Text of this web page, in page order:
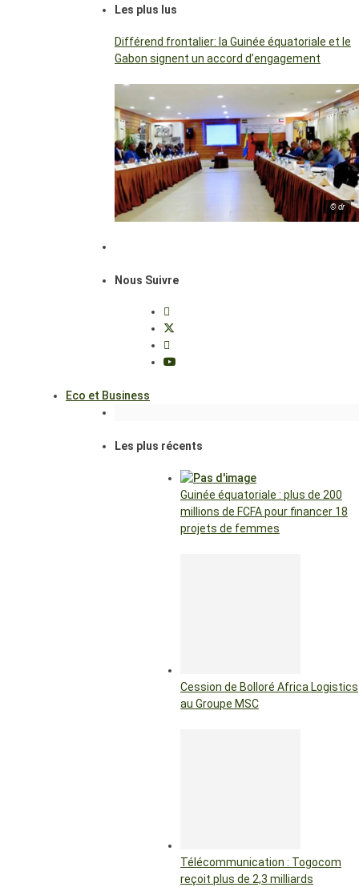
Les plus lus
Différend frontalier: la Guinée équatoriale et le
Gabon signent un accord d’engagement
© dr
Nous Suivre
Eco et Business
Les plus récents
Guinée équatoriale : plus de 200
millions de FCFA pour financer 18
projets de femmes
Cession de Bolloré Africa Logistics
au Groupe MSC
Télécommunication : Togocom
reçoit plus de 2,3 milliards